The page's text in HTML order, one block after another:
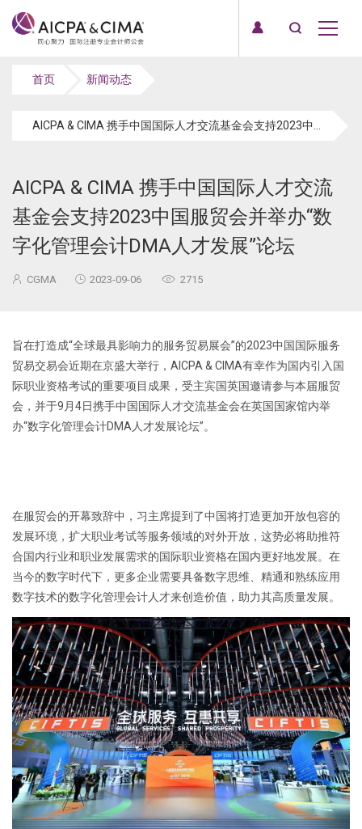
首页 新闻动态
AICPA & CIMA 携手中国国际人才交流
基金会支持2023中国服贸会并举办“数
字化管理会计DMA人才发展”论坛
CGMA 2023-09-06 2715
旨在打造成“全球最具影响力的服务贸易展会”的2023中国国际服务
贸易交易会近期在京盛大举行，AICPA & CIMA有幸作为国内引入国
际职业资格考试的重要项目成果，受主宾国英国邀请参与本届服贸
会，并于9月4日携手中国国际人才交流基金会在英国国家馆内举
办“数字化管理会计DMA人才发展论坛”。
在服贸会的开幕致辞中，习主席提到了中国将打造更加开放包容的
发展环境，扩大职业考试等服务领域的对外开放，这势必将助推符
合国内行业和职业发展需求的国际职业资格在国内更好地发展。在
当今的数字时代下，更多企业需要具备数字思维、精通和熟练应用
数字技术的数字化管理会计人才来创造价值，助力其高质量发展。